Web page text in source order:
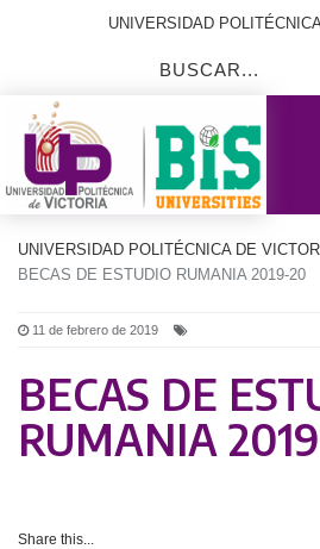
UNIVERSIDAD
UNIVERSIDAD POLITÉCNICA DE
BECAS DE ESTUDIO RUMANIA 2019-20
11 de febrero de 2019
BECAS DE
RUMANIA
Share this...